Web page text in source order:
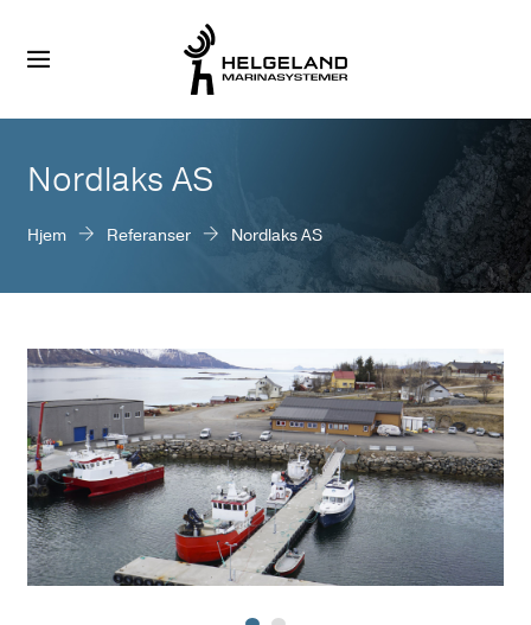
Nordlaks AS
Hjem Referanser Nordlaks AS